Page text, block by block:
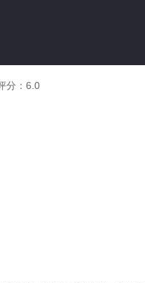
分： 6.0